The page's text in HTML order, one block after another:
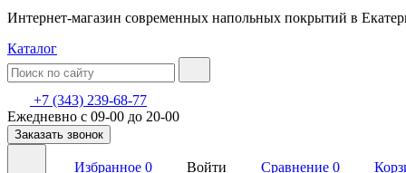
Интернет-магазин современных напольных покрытий в
Каталог
+7 (343) 239-68-77
Ежедневно с 09-00 до 20-00
Заказать звонок
Избранное 0 Войти Сравнение 0